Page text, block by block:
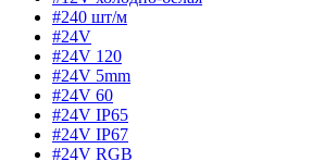
#240 шт/м
#24V
#24V 120
#24V 5mm
#24V 60
#24V IP65
#24V IP67
#24V RGB